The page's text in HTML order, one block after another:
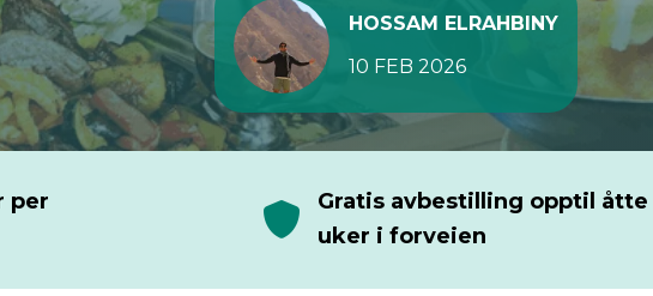
HOSSAM ELRAHBINY
10 FEB 2026
per
Gratis avbestilling opptil åtte
uker i forveien